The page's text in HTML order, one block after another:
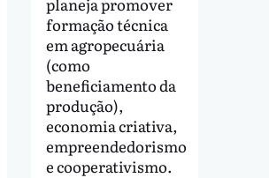
formação técnica
em agropecuária
(como
beneficiamento da
produção),
economia criativa,
empreendedorismo
e cooperativismo.